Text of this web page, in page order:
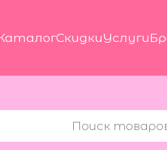
СкидкиУслуги